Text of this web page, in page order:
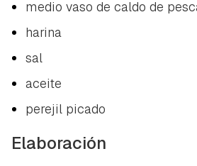
medio vaso de caldo de
harina
sal
aceite
perejil picado
Elaboración